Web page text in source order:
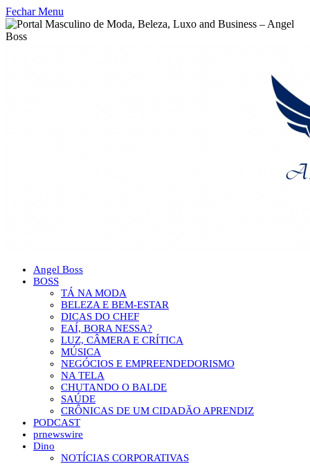
Fechar Menu
Angel Boss
BOSS
TÁ NA MODA
BELEZA E BEM-ESTAR
DICAS DO CHEF
EAÍ, BORA NESSA?
LUZ, CÂMERA E CRÍTICA
MÚSICA
NEGÓCIOS E EMPREENDEDORISMO
NA TELA
CHUTANDO O BALDE
SAÚDE
CRÔNICAS DE UM CIDADÃO APRENDIZ
PODCAST
prnewswire
Dino
NOTÍCIAS CORPORATIVAS